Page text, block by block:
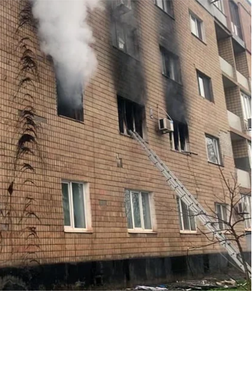
Роге, 3 апреля 2023 года
области
газа, что привело к пожару. Пострадали 10
информации, в трехкомнатной квартире на
возник пожар на 70 м². Пожар был
перегородки, выбиты стекла в окнах